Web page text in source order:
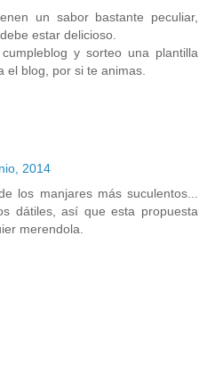
un sabor bastante peculiar,
estar delicioso.
y sorteo una plantilla
el blog, por si te animas.
2014
los manjares más suculentos...
dátiles, así que esta propuesta
merendola.